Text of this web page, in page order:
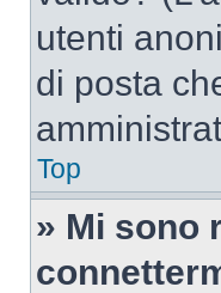
utenti
di posta
Top
» Mi sono